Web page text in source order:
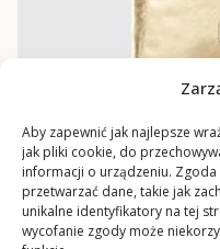
Aby zapewnić jak najlepsze
jak pliki cookie, do
informacji o urządzeniu.
przetwarzać dane, takie jak
unikalne identyfikatory na tej
wycofanie zgody może